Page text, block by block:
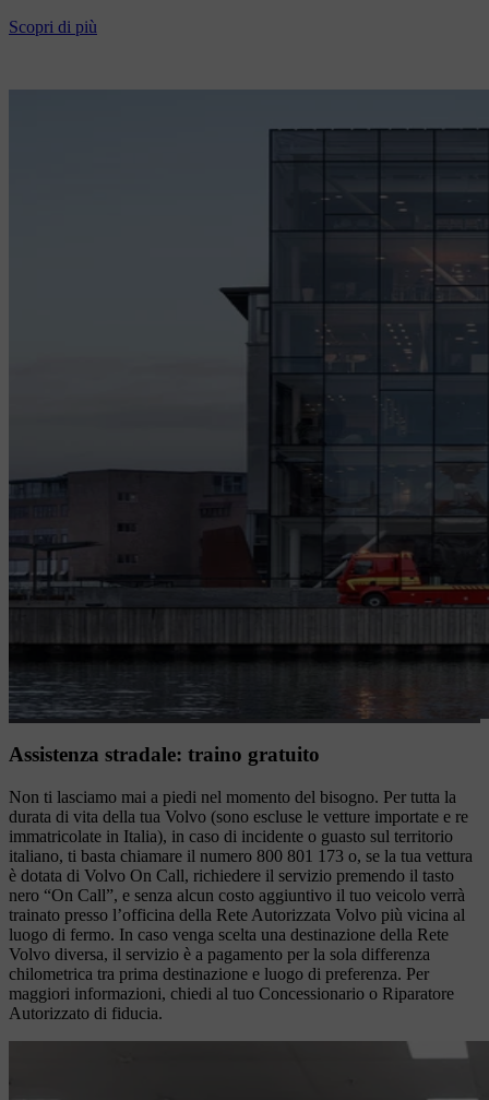
Scopri di più
Assistenza stradale: traino gratuito
Non ti lasciamo mai a piedi nel momento del bisogno. Per tutta la
durata di vita della tua Volvo (sono escluse le vetture importate e re
immatricolate in Italia), in caso di incidente o guasto sul territorio
italiano, ti basta chiamare il numero 800 801 173 o, se la tua vettura
è dotata di Volvo On Call, richiedere il servizio premendo il tasto
nero “On Call”, e senza alcun costo aggiuntivo il tuo veicolo verrà
trainato presso l’officina della Rete Autorizzata Volvo più vicina al
luogo di fermo. In caso venga scelta una destinazione della Rete
Volvo diversa, il servizio è a pagamento per la sola differenza
chilometrica tra prima destinazione e luogo di preferenza. Per
maggiori informazioni, chiedi al tuo Concessionario o Riparatore
Autorizzato di fiducia.